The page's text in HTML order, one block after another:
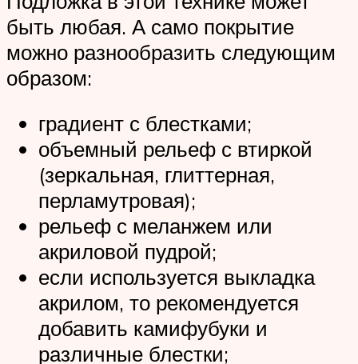
быть любая. А само покрытие
можно разнообразить следующим
образом:
градиент с блестками;
объемный рельеф с втиркой
(зеркальная, глиттерная,
перламутровая);
рельеф с меланжем или
акриловой пудрой;
если используется выкладка
акрилом, то рекомендуется
добавить камифубуки и
различные блестки;